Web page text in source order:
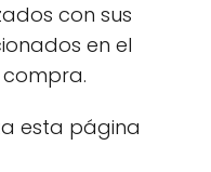
con sus
en el
esta página